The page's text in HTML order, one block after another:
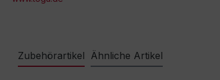
Zubehörartikel Ähnliche Artikel